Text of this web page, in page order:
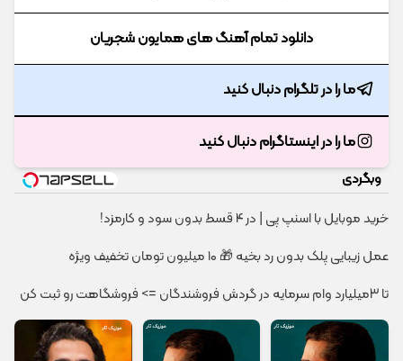
دانلود تمام آهنگ های همایون شجریان
ما را در تلگرام دنبال کنید
ما را در اینستاگرام دنبال کنید
وبگردی
خرید موبایل با اسنپ پی | در ۴ قسط بدون سود و کارمزد!
عمل زیبایی پلک بدون رد بخیه 🎁 ۱۰ میلیون تومان تخفیف ویژه
تا 3میلیارد وام سرمایه در گردش فروشندگان => فروشگاهت رو ثبت کن